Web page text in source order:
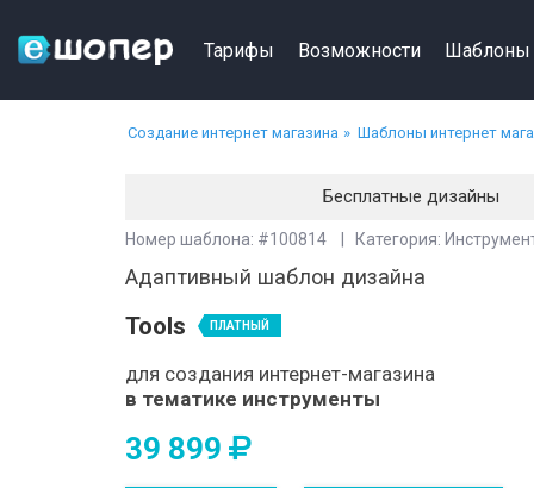
Тарифы Возможности Шаблоны
Создание интернет магазина Шаблоны интернет
Бесплатные дизайны
Номер шаблона: #100814 | Категория:
Адаптивный шаблон дизайна
Tools ПЛАТНЫЙ
для создания интернет-магазина
в тематике инструменты
39 899